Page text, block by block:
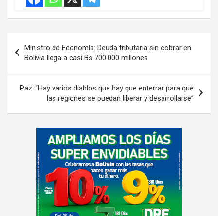
de
entradas
Ministro de Economía: Deuda tributaria sin cobrar en
Bolivia llega a casi Bs 700.000 millones
Paz: “Hay varios diablos que hay que enterrar para que
las regiones se puedan liberar y desarrollarse”